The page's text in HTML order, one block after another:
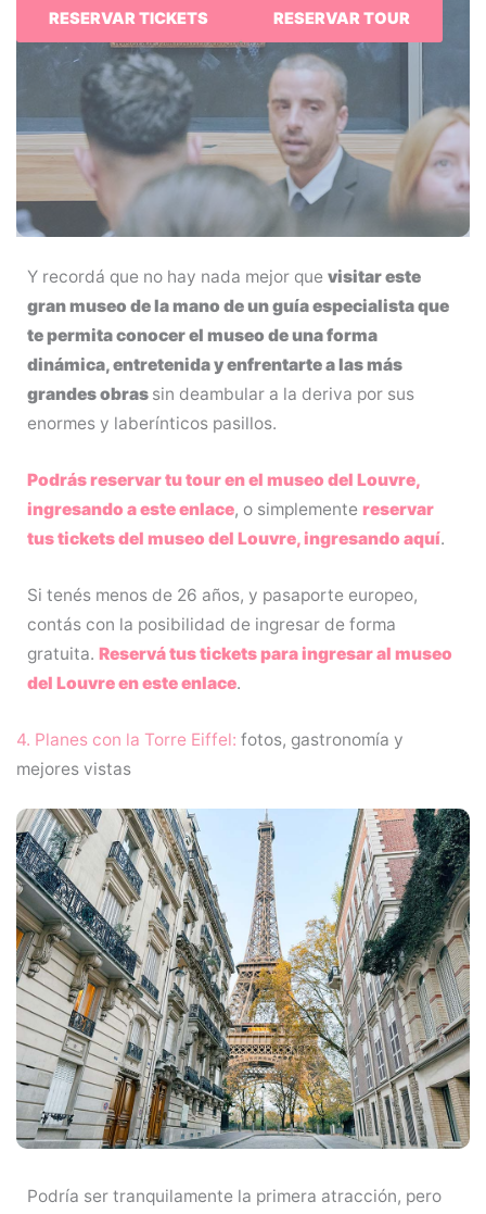
RESERVAR TICKETS RESERVAR TOUR
Y recordá que no hay nada mejor que visitar este
gran museo de la mano de un guía especialista que
te permita conocer el museo de una forma
dinámica, entretenida y enfrentarte a las más
grandes obras sin deambular a la deriva por sus
enormes y laberínticos pasillos.
Podrás reservar tu tour en el museo del Louvre,
ingresando a este enlace, o simplemente reservar
tus tickets del museo del Louvre, ingresando aquí.
Si tenés menos de 26 años, y pasaporte europeo,
contás con la posibilidad de ingresar de forma
gratuita. Reservá tus tickets para ingresar al museo
del Louvre en este enlace.
4. Planes con la Torre Eiffel: fotos, gastronomía y
mejores vistas
Podría ser tranquilamente la primera atracción, pero